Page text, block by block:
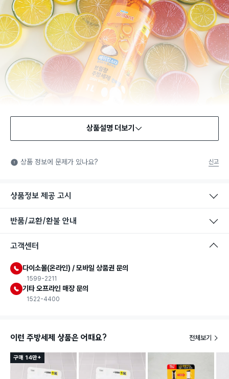
상품설명 더보기
상품 정보에 문제가 있나요? 신고
상품정보 제공 고시
반품/교환/환불 안내
고객센터
다이소몰(온라인) / 모바일 상품권 문의
1599-2211
기타 오프라인 매장 문의
1522-4400
이런 주방세제 상품은 어때요? 전체보기
구매 14만+